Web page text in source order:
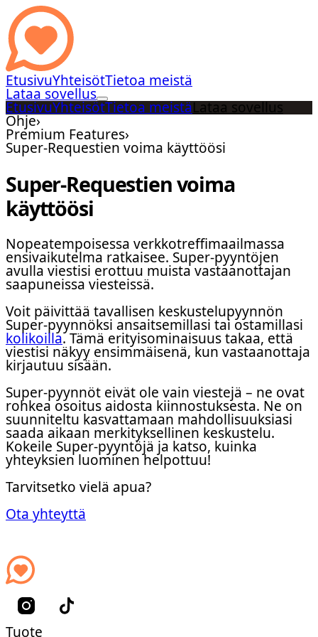
EtusivuYhteisötTietoa meistä
Lataa sovellus
EtusivuYhteisötTietoa meistäLataa sovellus
Ohje›
Premium Features›
Super-Requestien voima käyttöösi
Super-Requestien voima
käyttöösi
Nopeatempoisessa verkkotreffimaailmassa
ensivaikutelma ratkaisee. Super-pyyntöjen
avulla viestisi erottuu muista vastaanottajan
saapuneissa viesteissä.
Voit päivittää tavallisen keskustelupyynnön
Super-pyynnöksi ansaitsemillasi tai ostamillasi
kolikoilla. Tämä erityisominaisuus takaa, että
viestisi näkyy ensimmäisenä, kun vastaanottaja
kirjautuu sisään.
Super-pyynnöt eivät ole vain viestejä – ne ovat
rohkea osoitus aidosta kiinnostuksesta. Ne on
suunniteltu kasvattamaan mahdollisuuksiasi
saada aikaan merkityksellinen keskustelu.
Kokeile Super-pyyntöjä ja katso, kuinka
yhteyksien luominen helpottuu!
Tarvitsetko vielä apua?
Ota yhteyttä
Tuote